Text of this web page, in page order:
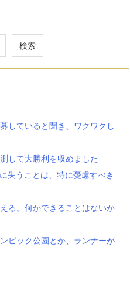
検索
していると聞き、ワクワクし
して大勝利を収めました
失うことは、特に憂慮すべき
る。何かできることはないか
ピック公園とか、ランナーが